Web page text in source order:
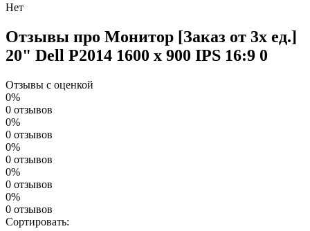
Нет
Отзывы про Монитор [Заказ от 3х ед.]
20" Dell P2014 1600 x 900 IPS 16:9 0
Отзывы с оценкой
0%
0 отзывов
0%
0 отзывов
0%
0 отзывов
0%
0 отзывов
0%
0 отзывов
Сортировать: